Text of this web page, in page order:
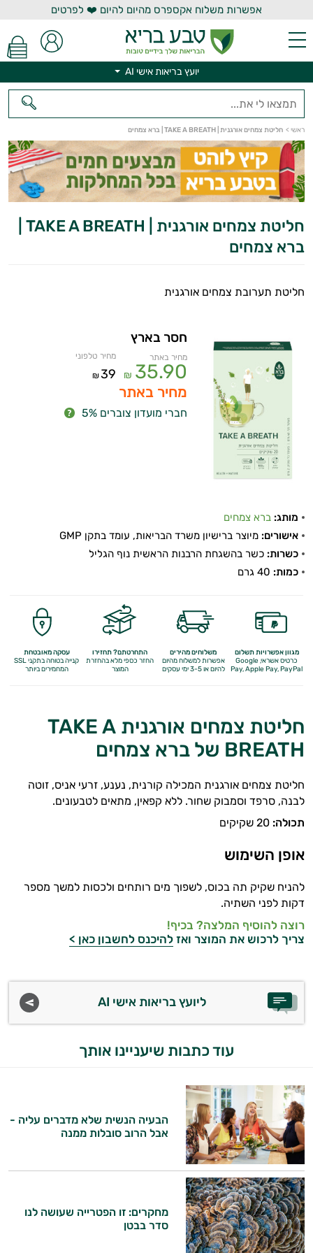
אפשרות משלוח אקספרס מהיום להיום ❤️ לפרטים
יועץ בריאות אישי AI
ראשי > חליטת צמחים אורגנית | TAKE A BREATH | ברא צמחים
ברא צמחים
חליטת תערובת צמחים אורגנית
חסר בארץ
מחיר באתר
35.90
₪
מחיר טלפוני
39
₪
מחיר באתר
חברי מועדון צוברים 5%
מותג: ברא צמחים
אישורים: מיוצר ברישיון משרד הבריאות, עומד בתקן GMP
כשרות: כשר בהשגחת הרבנות הראשית נוף הגליל
כמות:
מגוון אפשרויות תשלום
כרטיס אשראי, Google
Pay,Apple Pay, PayPal
משלוחים מהירים
אפשרות למשלוח מהיום
להיום או 3-5 ימי עסקים
התחרטתם? תחזירו
החזר כספי מלאבהחזרת
המוצר
עסקה מאובטחת
קנייה בטוחה בתקני SSL
המחמירים ביותר
חליטת צמחים אורגנית TAKE A
BREATH של ברא צמחים
חליטת צמחים אורגנית המכילה קורנית, נענע, זרעי אניס, זוטה
לבנה, סרפד וסמבוק שחור. ללא קפאין, מתאים לטבעונים.
תכולה:
אופן השימוש
להניח שקיק תה בכוס, לשפוך מים רותחים ולכסות למשך מספר
דקות לפני השתיה.
רוצה להוסיף המלצה? בכיף!
צריך לרכוש את המוצר ואז להיכנס לחשבון כאן >
ליועץ בריאות אישי AI
עוד כתבות שיעניינו אותך
הבעיה הנשית שלא מדברים עליה -
אבל הרוב סובלות ממנה
מחקרים: זו הפטרייה שעושה לנו
סדר בבטן
יועץ בריאות אישי AI